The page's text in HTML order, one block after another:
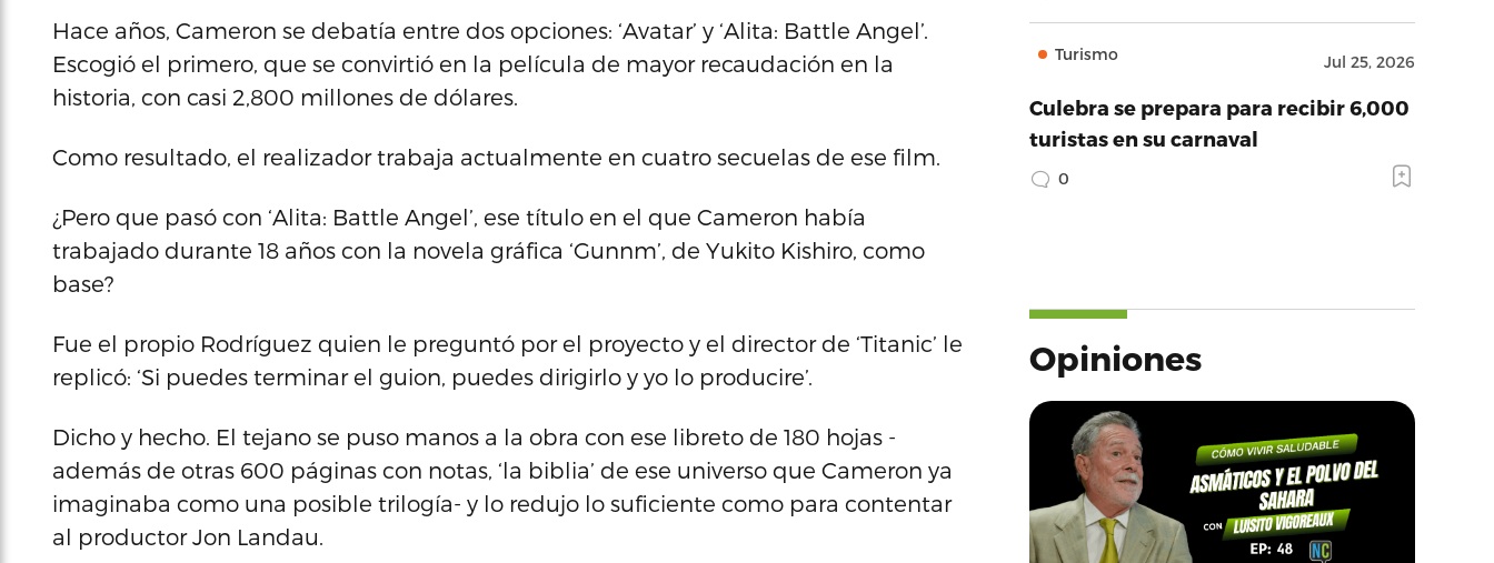
Hace años, Cameron se debatía entre dos opciones: ‘Avatar’ y ‘Alita: Battle Angel’.
Escogió el primero, que se convirtió en la película de mayor recaudación en la
historia, con casi 2,800 millones de dólares.
Como resultado, el realizador trabaja actualmente en cuatro secuelas de ese film.
¿Pero que pasó con ‘Alita: Battle Angel’, ese título en el que Cameron había
trabajado durante 18 años con la novela gráfica ‘Gunnm’, de Yukito Kishiro, como
base?
Fue el propio Rodríguez quien le preguntó por el proyecto y el director de ‘Titanic’ le
replicó: ‘Si puedes terminar el guion, puedes dirigirlo y yo lo producire’.
Dicho y hecho. El tejano se puso manos a la obra con ese libreto de 180 hojas -
además de otras 600 páginas con notas, ‘la biblia’ de ese universo que Cameron ya
imaginaba como una posible trilogía- y lo redujo lo suficiente como para contentar
al productor Jon Landau.
Turismo Jul 25, 2026
Culebra se prepara para recibir 6,000
turistas en su carnaval
0
Opiniones